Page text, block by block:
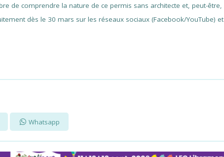
de comprendre la nature de ce permis sans architecte et, peut-être,
dès le 30 mars sur les réseaux sociaux (Facebook/YouTube) et
Whatsapp